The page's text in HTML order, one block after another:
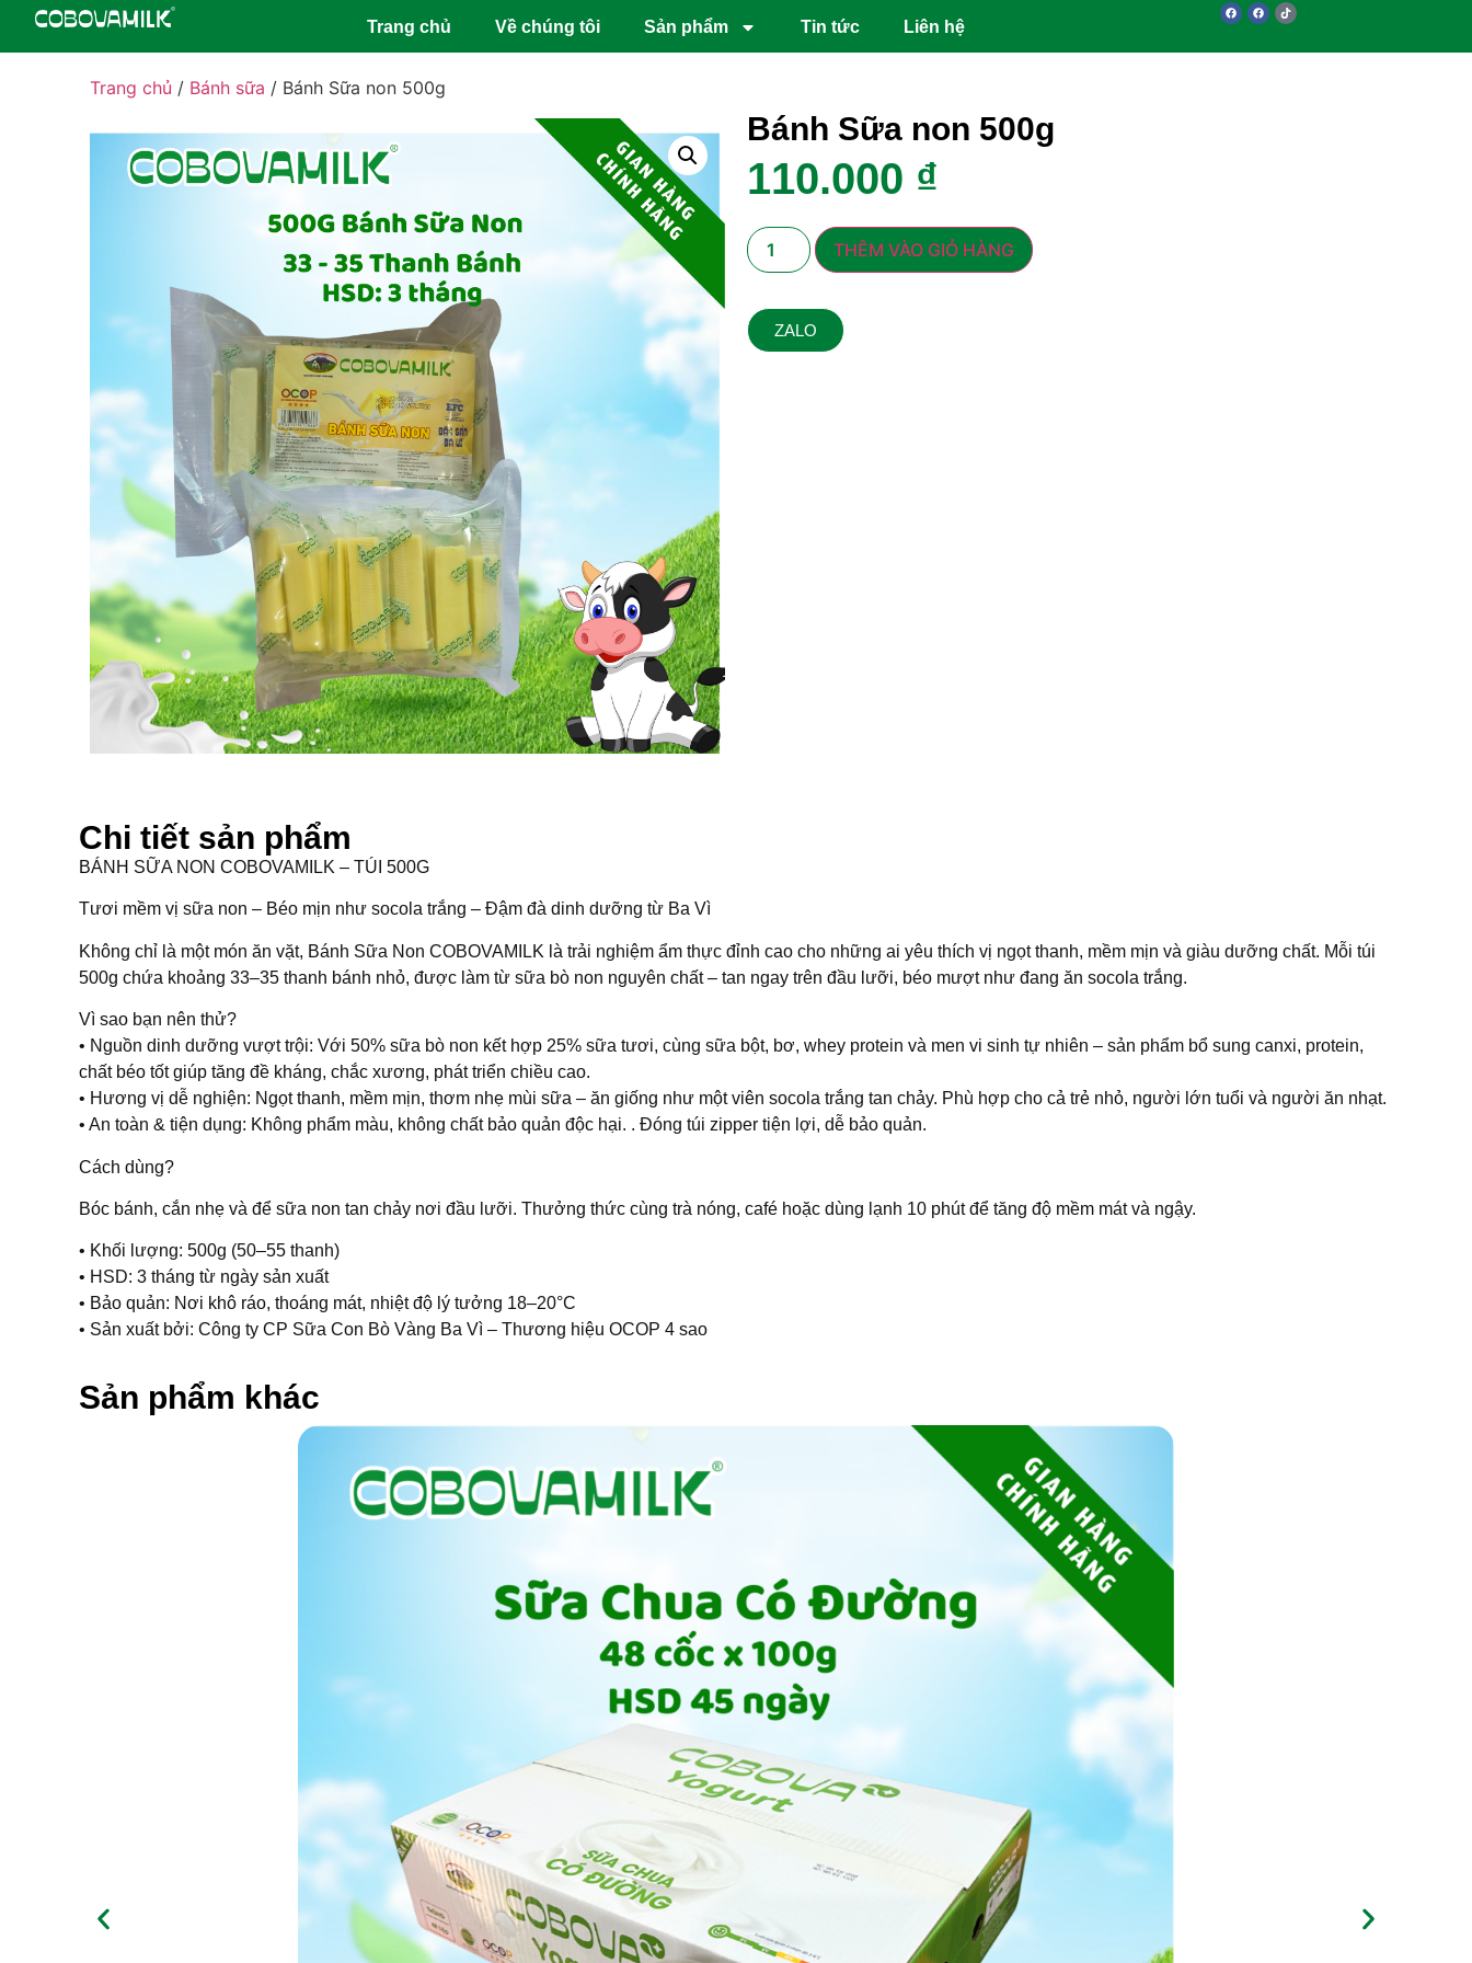
Trang chủ Về chúng tôi Sản phẩm Tin tức Liên hệ
Trang chủ / Bánh sữa / Bánh Sữa non 500g
Bánh Sữa non 500g
110.000 ₫
THÊM VÀO GIỎ HÀNG
ZALO
Chi tiết sản phẩm
BÁNH SỮA NON COBOVAMILK – TÚI 500G
Tươi mềm vị sữa non – Béo mịn như socola trắng – Đậm đà dinh dưỡng từ Ba Vì
Không chỉ là một món ăn vặt, Bánh Sữa Non COBOVAMILK là trải nghiệm ẩm thực đỉnh cao cho những ai yêu thích vị ngọt thanh, mềm mịn và giàu dưỡng chất. Mỗi túi
500g chứa khoảng 33–35 thanh bánh nhỏ, được làm từ sữa bò non nguyên chất – tan ngay trên đầu lưỡi, béo mượt như đang ăn socola trắng.
Vì sao bạn nên thử?
• Nguồn dinh dưỡng vượt trội: Với 50% sữa bò non kết hợp 25% sữa tươi, cùng sữa bột, bơ, whey protein và men vi sinh tự nhiên – sản phẩm bổ sung canxi, protein,
chất béo tốt giúp tăng đề kháng, chắc xương, phát triển chiều cao.
• Hương vị dễ nghiện: Ngọt thanh, mềm mịn, thơm nhẹ mùi sữa – ăn giống như một viên socola trắng tan chảy. Phù hợp cho cả trẻ nhỏ, người lớn tuổi và người ăn nhạt.
• An toàn & tiện dụng: Không phẩm màu, không chất bảo quản độc hại. . Đóng túi zipper tiện lợi, dễ bảo quản.
Cách dùng?
Bóc bánh, cắn nhẹ và để sữa non tan chảy nơi đầu lưỡi. Thưởng thức cùng trà nóng, café hoặc dùng lạnh 10 phút để tăng độ mềm mát và ngậy.
• Khối lượng: 500g (50–55 thanh)
• HSD: 3 tháng từ ngày sản xuất
• Bảo quản: Nơi khô ráo, thoáng mát, nhiệt độ lý tưởng 18–20°C
• Sản xuất bởi: Công ty CP Sữa Con Bò Vàng Ba Vì – Thương hiệu OCOP 4 sao
Sản phẩm khác